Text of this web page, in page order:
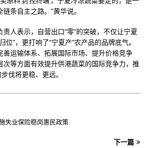
条自主之路。”黄华说。
责人表示，自营出口“零”的突破，不仅让宁夏
位”，更打响了“宁夏产”农产品的品牌底气。
善运输体系、拓展国际市场、提升价格竞争
次等方面有效提升供港蔬菜的国际竞争力，推
伐将更稳、更远。
失业保险稳岗惠民政策
下一篇